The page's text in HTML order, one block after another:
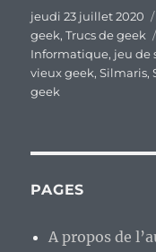
Publié
le
jeudi 23 juillet 2020
geek,Trucs de geek
Informatique, jeu de
vieux geek,Silmaris,
geek
PAGES
A propos de